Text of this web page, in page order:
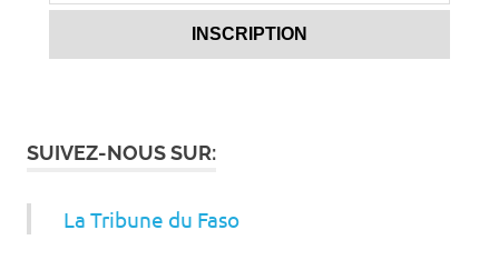
SUIVEZ-NOUS SUR:
La Tribune du Faso